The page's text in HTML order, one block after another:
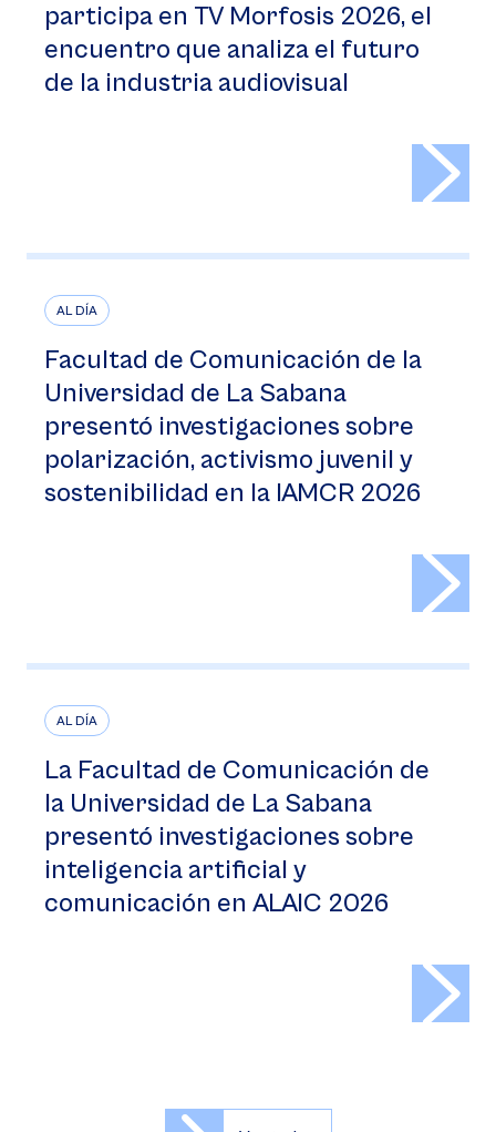
participa en TV Morfosis 2026, el
encuentro que analiza el futuro
de la industria audiovisual
AL DÍA
Facultad de Comunicación de la
Universidad de La Sabana
presentó investigaciones sobre
polarización, activismo juvenil y
sostenibilidad en la IAMCR 2026
AL DÍA
La Facultad de Comunicación de
la Universidad de La Sabana
presentó investigaciones sobre
inteligencia artificial y
comunicación en ALAIC 2026